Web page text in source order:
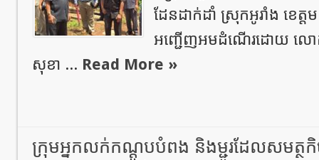
ដែនដាក់ដាំ ស្រុកអូរាំង ខេត្
អញ្ជើញអមដំណើរដោយ ល
សុខា ... Read More »
ក្រុមអ្នកលក់កណ្តូបបំពង និងម្ជូរដែលសមត្ថកិច្